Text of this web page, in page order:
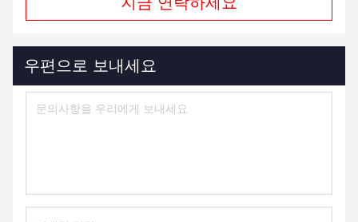
한 : 모니터가 DHL에 의해 운반했고 보통 걸리면 약 3 일이, 해양
면, 약 보통 약 40일이 걸립니다.
전화: 86--182 1801 0948